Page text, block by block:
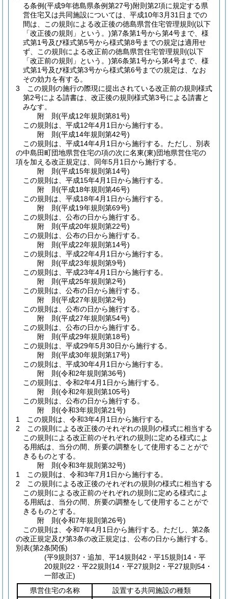
る条例(平成9年徳島県条例第27号)附則第2項に規定する県
営住宅又は共同施設については、平成10年3月31日までの
間は、この規則による改正後の徳島県営住宅管理規則 (以下
「改正後の規則」という。)第7条第1号から第4号まで、様
式第1号及び様式第5号から様式第8号までの規定は適用せ
ず、この規則による改正前の徳島県営住宅管理規則 (以下
「改正前の規則」という。)第6条第1号から第4号まで、様
式第1号及び様式第3号から様式第6号までの規定は、なお
その効力を有する。
3
この規則の施行の際現に提出されている改正前の規則様式
第2号による請書は、改正後の規則様式第3号による請書と
みなす。
附 則(平成12年規則第81号)
この規則は、平成12年4月1日から施行する。
附 則(平成14年規則第42号)
この規則は、平成14年4月1日から施行する。 ただし、別表
の中島田町団地県営住宅の項の次に名東(東)団地県営住宅の
項を加える改正規定は、同年5月1日から施行する。
附 則(平成15年規則第14号)
この規則は、平成15年4月1日から施行する。
附 則(平成18年規則第46号)
この規則は、平成18年4月1日から施行する。
附 則(平成19年規則第69号)
この規則は、公布の日から施行する。
附 則(平成20年規則第22号)
この規則は、公布の日から施行する。
附 則(平成22年規則第14号)
この規則は、平成22年4月1日から施行する。
附 則(平成23年規則第9号)
この規則は、平成23年4月1日から施行する。
附 則(平成25年規則第2号)
この規則は、公布の日から施行する。
附 則(平成27年規則第2号)
この規則は、公布の日から施行する。
附 則(平成27年規則第54号)
この規則は、公布の日から施行する。
附 則(平成29年規則第18号)
この規則は、平成29年5月30日から施行する。
附 則(平成30年規則第17号)
この規則は、平成30年4月1日から施行する。
附 則(令和2年規則第36号)
この規則は、令和2年4月1日から施行する。
附 則(令和2年規則第105号)
この規則は、公布の日から施行する。
附 則(令和3年規則第21号)
1
この規則は、令和3年4月1日から施行する。
2
この規則による改正後のそれぞれの規則の様式に相当する
この規則による改正前のそれぞれの規則に定める様式によ
る用紙は、当分の間、所要の調整をして使用することがで
きるものとする。
附 則(令和3年規則第32号)
1
この規則は、令和3年7月1日から施行する。
2
この規則による改正後のそれぞれの規則の様式に相当する
この規則による改正前のそれぞれの規則に定める様式によ
る用紙は、当分の間、所要の調整をして使用することがで
きるものとする。
附 則(令和7年規則第26号)
この規則は、令和7年4月1日から施行する。 ただし、第2条
の改正規定及び第3条の改正規定は、公布の日から施行する。
別表(第2条関係)
(平9規則37・追加、平14規則42・平15規則14・平
20規則22・平22規則14・平27規則2・平27規則54・
一部改正)
県営住宅の名称
設置する共同施設の種類